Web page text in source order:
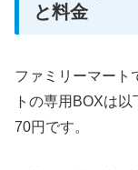
と料金
ファミリーマート
トの専用BOXは
70円です。